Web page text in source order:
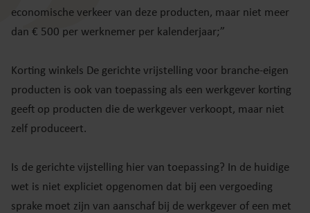
economische verkeer van deze producten, maar niet meer
dan € 500 per werknemer per kalenderjaar;”
Korting winkels De gerichte vrijstelling voor branche-eigen
producten is ook van toepassing als een werkgever korting
geeft op producten die de werkgever verkoopt, maar niet
zelf produceert.
Is de gerichte vijstelling hier van toepassing? In de huidige
wet is niet expliciet opgenomen dat bij een vergoeding
sprake moet zijn van aanschaf bij de werkgever of een met